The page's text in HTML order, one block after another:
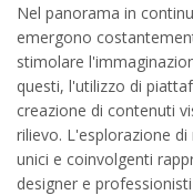
Nel panorama in
emergono
stimolare
questi, l'utilizzo di
creazione di contenuti
rilievo. L'esplorazione
unici e coinvolgenti
designer e